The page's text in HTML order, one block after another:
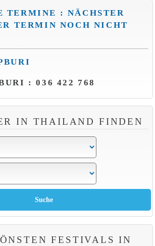
TERMINE : NÄCHSTER
TERMIN NOCH NICHT
: 036 422 768
IN THAILAND FINDEN
FESTIVALS IN